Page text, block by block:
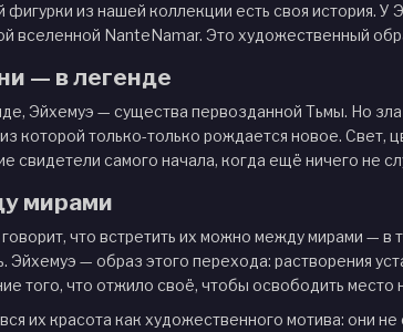
из нашей коллекции есть своя история. У
вселенной NanteNamar. Это художественный
— в легенде
Эйхемуэ — существа первозданной Тьмы. Но
из которой только-только рождается новое.
свидетели самого начала, когда ещё ничего не
мирами
что встретить их можно между мирами —
Эйхемуэ — образ этого перехода: растворения
того, что отжило своё, чтобы освободить место
их красота как художественного мотива: они